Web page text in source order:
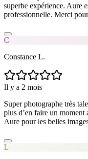
superbe expérience. Aure
professionnelle. Merci
C
Constance L.
Il y a 2 mois
Super photographe très
plus d’en faire un moment
Aure pour les belles
L